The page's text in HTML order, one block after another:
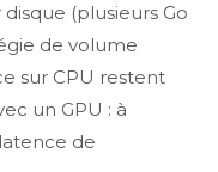
(plusieurs Go
de volume
sur CPU restent
un GPU : à
de